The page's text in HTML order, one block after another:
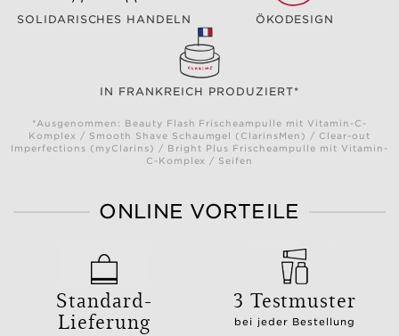
SOLIDARISCHES HANDELN ÖKODESIGN
IN FRANKREICH PRODUZIERT*
*Ausgenommen: Beauty Flash Frischeampulle mit Vitamin-C-
Komplex / Smooth Shave Schaumgel (ClarinsMen) / Clear-out
Imperfections (myClarins) / Bright Plus Frischeampulle mit Vitamin-
C-Komplex / Seifen
ONLINE VORTEILE
Standard-
Lieferung
3 Testmuster
bei jeder Bestellung